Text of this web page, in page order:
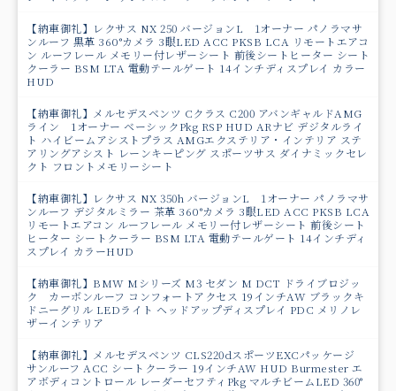
【納車御礼】レクサス NX 250 バージョンL 1オーナー パノラマサ
ンルーフ 黒革 360°カメラ 3眼LED ACC PKSB LCA リモートエアコ
ン ルーフレール メモリー付レザーシート 前後シートヒーター シート
クーラー BSM LTA 電動テールゲート 14インチディスプレイ カラー
HUD
【納車御礼】メルセデスベンツ Cクラス C200 アバンギャルドAMG
ライン 1オーナー ベーシックPkg RSP HUD ARナビ デジタルライ
ト ハイビームアシストプラス AMGエクステリア・インテリア ステ
アリングアシスト レーンキーピング スポーツサス ダイナミックセレ
クト フロントメモリーシート
【納車御礼】レクサス NX 350h バージョンL 1オーナー パノラマサ
ンルーフ デジタルミラー 茶革 360°カメラ 3眼LED ACC PKSB LCA
リモートエアコン ルーフレール メモリー付レザーシート 前後シート
ヒーター シートクーラー BSM LTA 電動テールゲート 14インチディ
スプレイ カラーHUD
【納車御礼】BMW Mシリーズ M3 セダン M DCT ドライブロジッ
ク カーボンルーフ コンフォートアクセス 19インチAW ブラックキ
ドニーグリル LEDライト ヘッドアップディスプレイ PDC メリノレ
ザーインテリア
【納車御礼】メルセデスベンツ CLS220dスポーツEXCパッケージ
サンルーフ ACC シートクーラー 19インチAW HUD Burmester エ
アボディコントロール レーダーセフティPkg マルチビームLED 360°